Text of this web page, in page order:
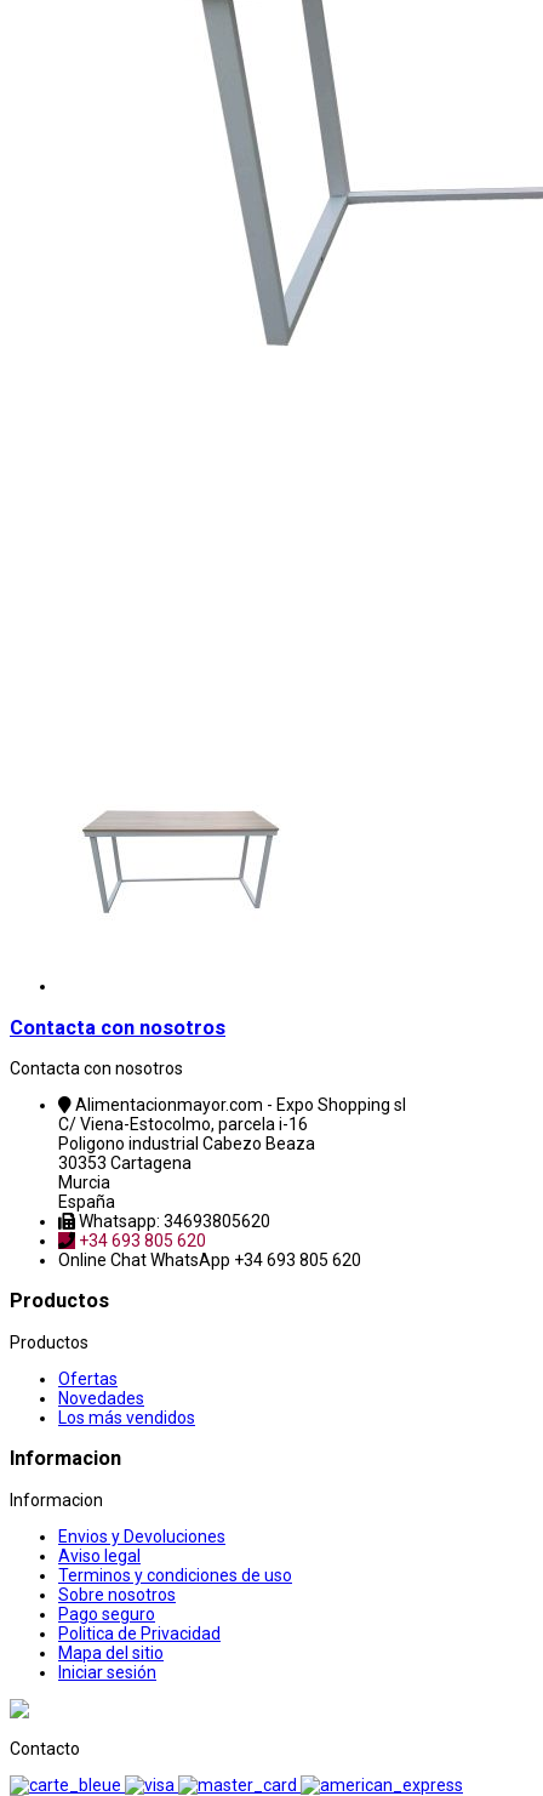
Contacta con nosotros
Contacta con nosotros
Alimentacionmayor.com - Expo Shopping sl
C/ Viena-Estocolmo, parcela i-16
Poligono industrial Cabezo Beaza
30353 Cartagena
Murcia
España
Whatsapp: 34693805620
+34 693 805 620
Online ChatWhatsApp +34 693 805 620
Productos
Productos
Ofertas
Novedades
Los más vendidos
Informacion
Informacion
Envios y Devoluciones
Aviso legal
Terminos y condiciones de uso
Sobre nosotros
Pago seguro
Politica de Privacidad
Mapa del sitio
Iniciar sesión
Contacto